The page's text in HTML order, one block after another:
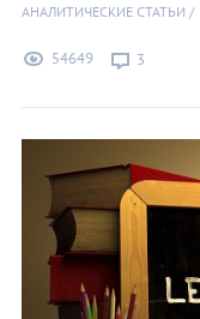
АНАЛИТИЧЕСКИЕ СТАТЬИ
54649 3